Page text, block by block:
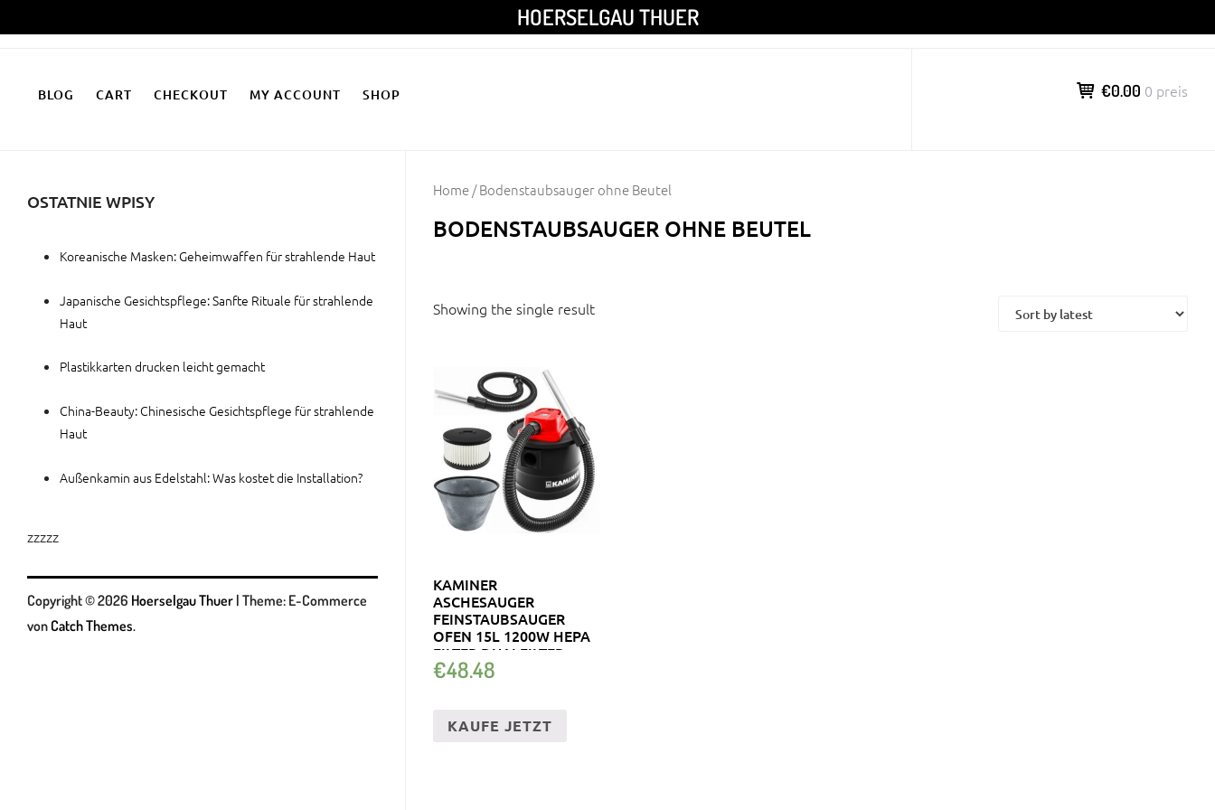
Inhalt
HOERSELGAU THUER
BLOG CART CHECKOUT MY ACCOUNT SHOP €0.00 0 preis
Home/ Bodenstaubsauger ohne Beutel
BODENSTAUBSAUGER OHNE BEUTEL
Showing the single result
KAMINER
ASCHESAUGER
FEINSTAUBSAUGER
OFEN 15L 1200W HEPA
FILTER DUALFILTER
1170
€48.48
KAUFE JETZT
OSTATNIE WPISY
Koreanische Masken: Geheimwaffen für strahlende Haut
Japanische Gesichtspflege: Sanfte Rituale für strahlende
Haut
Plastikkarten drucken leicht gemacht
China-Beauty: Chinesische Gesichtspflege für strahlende
Haut
Außenkamin aus Edelstahl: Was kostet die Installation?
zzzzz
Copyright © 2026 Hoerselgau Thuer | Theme: E-Commerce
von Catch Themes.